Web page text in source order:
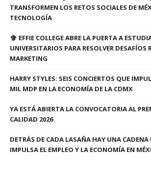
TRANSFORMEN LOS RETOS SOCIALES DE
TECNOLOGÍA
EFFIE COLLEGE ABRE LA PUERTA A
UNIVERSITARIOS PARA RESOLVER DESAFÍOS
MARKETING
HARRY STYLES: SEIS CONCIERTOS QUE
MIL MDP EN LA ECONOMÍA DE LA CDMX
YA ESTÁ ABIERTA LA CONVOCATORIA AL
CALIDAD 2026
DETRÁS DE CADA LASAÑA HAY UNA CADENA
IMPULSA EL EMPLEO Y LA ECONOMÍA EN